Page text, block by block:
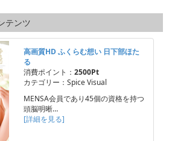
テンツ
高画質HD ふくらむ想い 日下部ほた
る
消費ポイント： 2500Pt
カテゴリー：Spice Visual
MENSA会員であり45個の資格を持つ
頭脳明晰…
[詳細を見る]